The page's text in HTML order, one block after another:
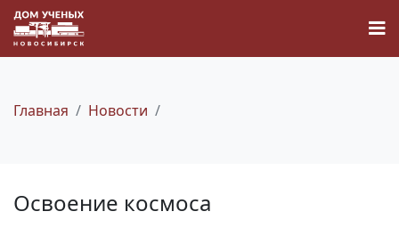
Наука
Главная Новости
Освоение космоса